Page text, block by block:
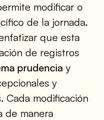
modificar o
de la jornada.
que esta
de registros
prudencia y
y
Cada modificación
de manera